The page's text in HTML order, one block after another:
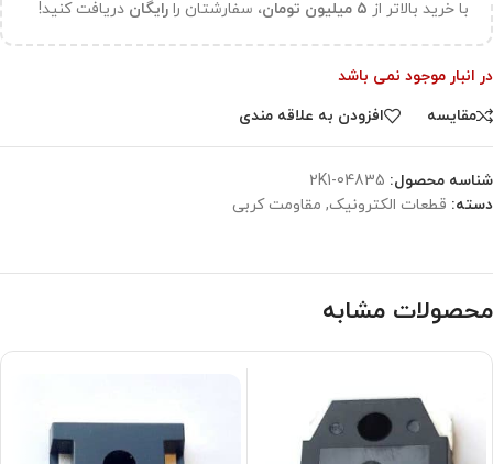
با خرید بالاتر از ۵ میلیون تومان، سفارشتان را رایگان دریافت کنید!
در انبار موجود نمی باشد
مقایسه
افزودن به علاقه مندی
شناسه محصول: 2K1-04835
دسته: قطعات الکترونیک, مقاومت کربی
محصولات مشابه